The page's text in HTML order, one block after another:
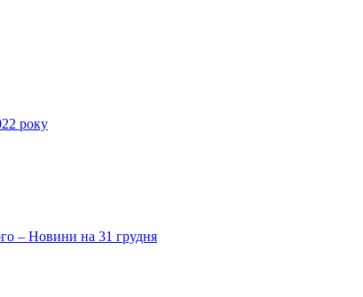
року
– Новини на 31 грудня